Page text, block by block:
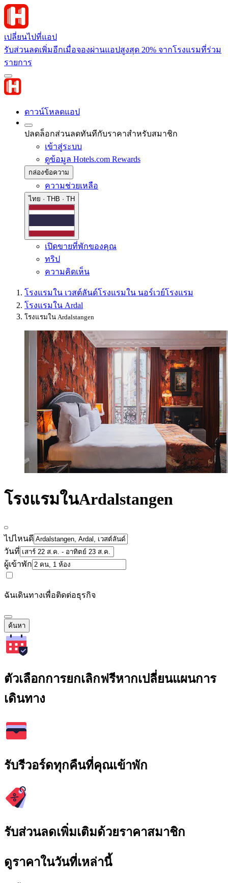
เปลี่ยนไปที่แอป
รับส่วนลดเพิ่มอีกเมื่อจองผ่านแอปสูงสุด 20% จากโรงแรมที่ร่วม
รายการ
ดาวน์โหลดแอป
ปลดล็อกส่วนลดทันทีกับราคาสำหรับสมาชิก
เข้าสู่ระบบ
ดูข้อมูล Hotels.com Rewards
กล่องข้อความ
ความช่วยเหลือ
ไทย · THB · TH
เปิดขายที่พักของคุณ
ทริป
ความคิดเห็น
โรงแรมใน เวสต์ลันด์โรงแรมใน นอร์เวย์โรงแรม
โรงแรมใน Ardal
โรงแรมใน Ardalstangen
โรงแรมในArdalstangen
ไปไหนดี
วันที่
ผู้เข้าพัก
ฉันเดินทางเพื่อติดต่อธุรกิจ
ค้นหา
ตัวเลือกการยกเลิกฟรีหากเปลี่ยนแผนการ
เดินทาง
รับรีวอร์ดทุกคืนที่คุณเข้าพัก
รับส่วนลดเพิ่มเติมด้วยราคาสมาชิก
ดูราคาในวันที่เหล่านี้